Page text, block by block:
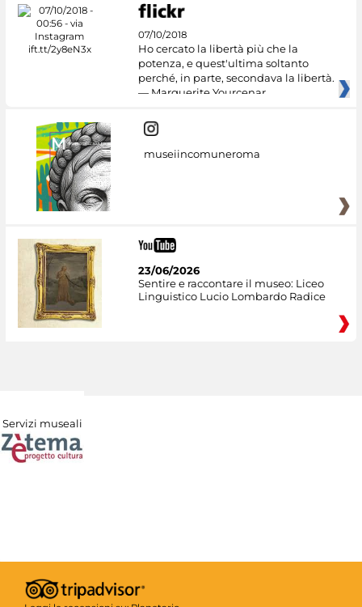
07/10/2018
Ho cercato la libertà più che la
potenza, e quest'ultima soltanto
perché, in parte, secondava la libertà.
— Marguerite Yourcenar
museiincomuneroma
23/06/2026
Sentire e raccontare il museo: Liceo
Linguistico Lucio Lombardo Radice
Servizi museali